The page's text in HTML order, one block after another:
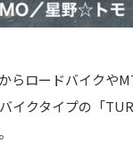
らロードバイク
イクタイプの「